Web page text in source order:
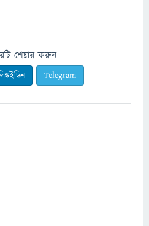
শেয়ার করুন
Telegram